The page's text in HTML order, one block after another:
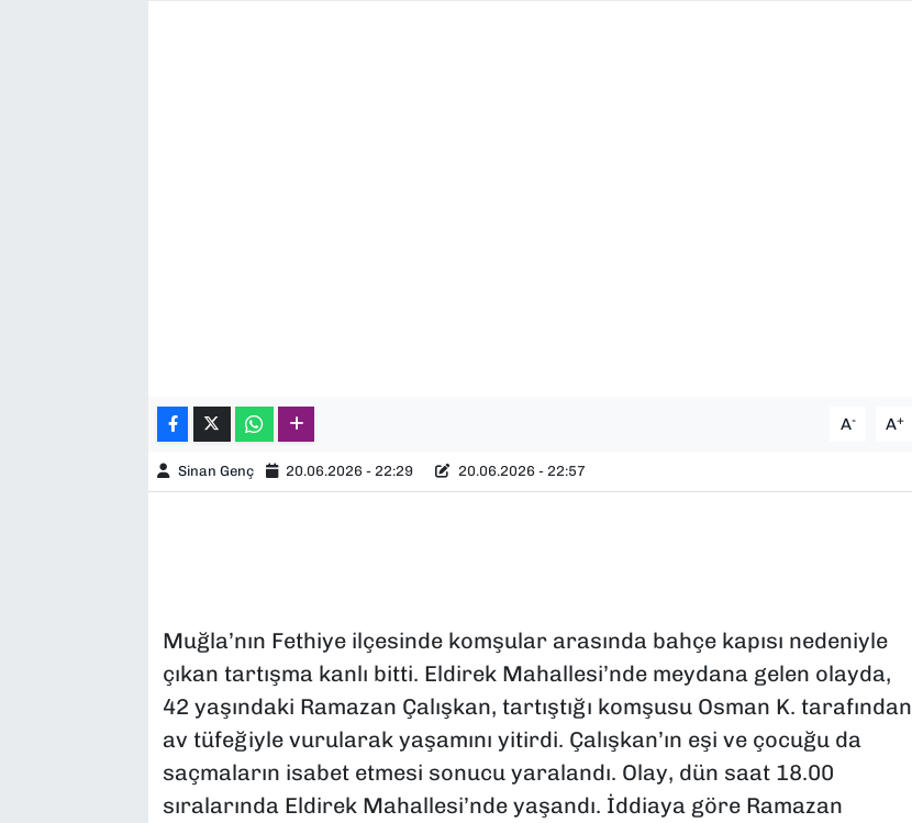
A- A+
Sinan Genç 20.06.2026 - 22:29 20.06.2026 - 22:57
Muğla’nın Fethiye ilçesinde komşular arasında bahçe kapısı nedeniyle
çıkan tartışma kanlı bitti. Eldirek Mahallesi’nde meydana gelen olayda,
42 yaşındaki Ramazan Çalışkan, tartıştığı komşusu Osman K. tarafından
av tüfeğiyle vurularak yaşamını yitirdi. Çalışkan’ın eşi ve çocuğu da
saçmaların isabet etmesi sonucu yaralandı. Olay, dün saat 18.00
sıralarında Eldirek Mahallesi’nde yaşandı. İddiaya göre Ramazan